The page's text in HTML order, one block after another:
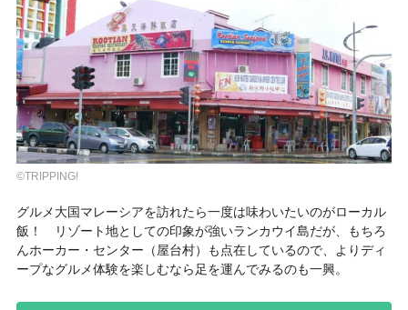
©TRIPPING!
グルメ大国マレーシアを訪れたら一度は味わいたいのがローカル
飯！ リゾート地としての印象が強いランカウイ島だが、もちろ
んホーカー・センター（屋台村）も点在しているので、よりディ
ープなグルメ体験を楽しむなら足を運んでみるのも一興。